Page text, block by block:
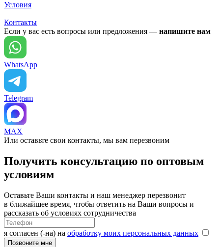
Условия
Контакты
Если у вас есть вопросы или предложения — напишите нам
WhatsApp
Telegram
MAX
Или оставьте свои контакты, мы вам перезвоним
Получить консультацию по оптовым
условиям
Оставьте Ваши контакты и наш менеджер перезвонит
в ближайшее время, чтобы ответить на Ваши вопросы и
рассказать об условиях сотрудничества
я согласен (-на) на обработку моих персональных данных